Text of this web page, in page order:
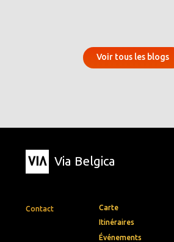
Voir tous les blogs
Via Belgica
Contact
Carte
Itinéraires
Événements